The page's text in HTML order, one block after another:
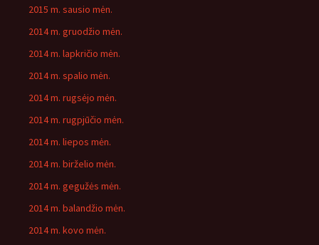
2015 m. sausio mėn.
2014 m. gruodžio mėn.
2014 m. lapkričio mėn.
2014 m. spalio mėn.
2014 m. rugsėjo mėn.
2014 m. rugpjūčio mėn.
2014 m. liepos mėn.
2014 m. birželio mėn.
2014 m. gegužės mėn.
2014 m. balandžio mėn.
2014 m. kovo mėn.